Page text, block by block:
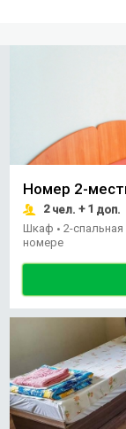
Номер 2-
2чел. + 1 доп.
Шкаф • 2-
номере